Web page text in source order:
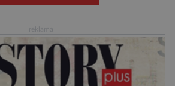
generální ředitel společnosti
jež čítá sedmnáct […]